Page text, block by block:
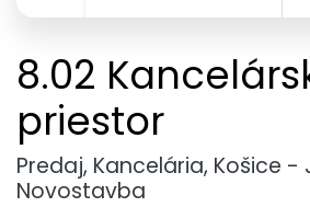
8.02
priestor
Predaj, Kancelária, Košice -
Novostavba